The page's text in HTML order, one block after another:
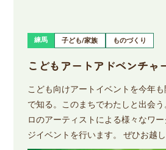
練馬 子ども/家族 ものづくり
こどもアートアドベンチャ
こども向けアートイベントを今年
で知る。このまちでわたしと出会
ロのアーティストによる様々なワ
ジイベントを行います。 ぜひお越し